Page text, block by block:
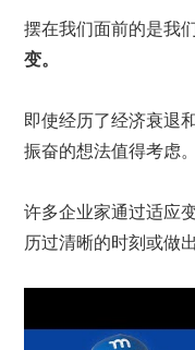
摆在我们面前的是我
变。
即使经历了经济衰退
振奋的想法值得考虑。
许多企业家通过适应
历过清晰的时刻或做